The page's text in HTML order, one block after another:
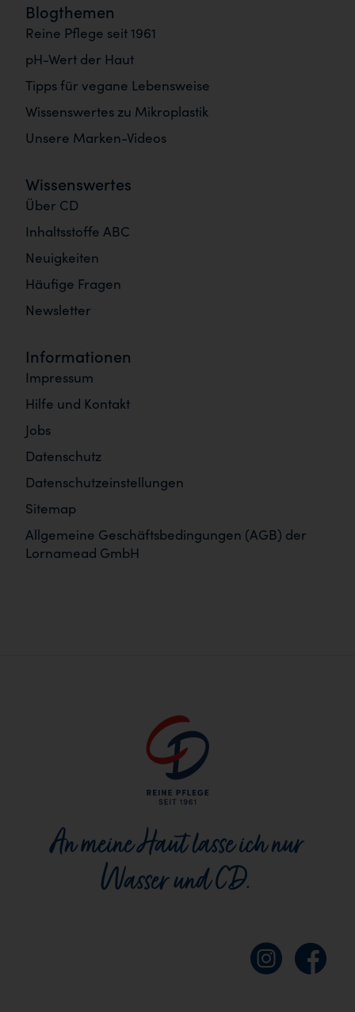
Blogthemen
Reine Pflege seit 1961
pH-Wert der Haut
Tipps für vegane Lebensweise
Wissenswertes zu Mikroplastik
Unsere Marken-Videos
Wissenswertes
Über CD
Inhaltsstoffe ABC
Neuigkeiten
Häufige Fragen
Newsletter
Informationen
Impressum
Hilfe und Kontakt
Jobs
Datenschutz
Datenschutzeinstellungen
Sitemap
Allgemeine Geschäftsbedingungen (AGB) der
Lornamead GmbH
An meine Haut lasse ich nur
Wasser und CD.